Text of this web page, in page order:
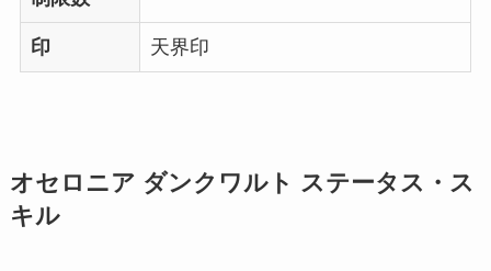
印 天界印
オセロニア ダンクワルト ステータス・ス
キル